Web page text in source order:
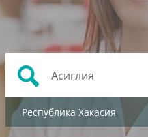
Республика Хакасия